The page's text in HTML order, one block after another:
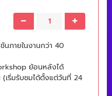
ภายในงานกว่า 40
ย้อนหลังได้
เริ่มรับชมได้ตั้งแต่วันที่ 24